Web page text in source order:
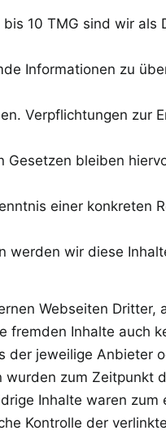
10 TMG sind wir als
Informationen zu
Verpflichtungen zur
Gesetzen bleiben
einer konkreten
werden wir diese
Webseiten Dritter,
fremden Inhalte auch
der jeweilige Anbieter
zum Zeitpunkt
Inhalte waren
Kontrolle der